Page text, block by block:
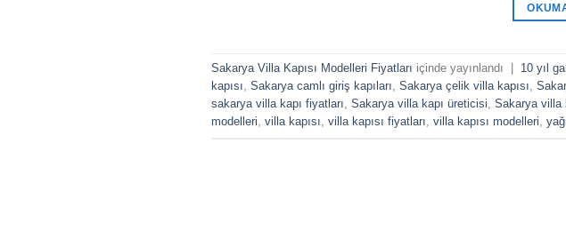
Sakarya Villa Kapısı Modelleri Fiyatları içinde yayınlandı 10 yıl
kapısı, Sakarya camlı giriş kapıları, Sakarya çelik villa kapısı,
sakarya villa kapı fiyatları, Sakarya villa kapı üreticisi, Sakarya villa
modelleri, villa kapısı, villa kapısı fiyatları, villa kapısı modelleri,